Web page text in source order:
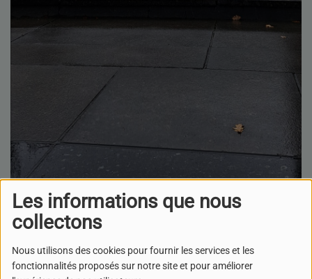
Les informations que nous
collectons
Nous utilisons des cookies pour fournir les services et les
fonctionnalités proposés sur notre site et pour améliorer
07 AVRIL 2025
ÉCOUTER LE PODCAST
TÉLÉCHARGER LE PODCAST